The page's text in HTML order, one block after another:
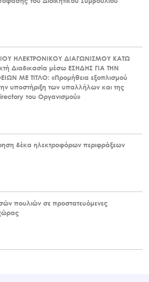
ΗΛΕΚΤΡΟΝΙΚΟΥ ΔΙΑΓΩΝΙΣΜΟΥ ΚΑΤΩ
Διαδικασία μέσω ΕΣΗΔΗΣ ΓΙΑ ΤΗΝ
ΜΕ ΤΙΤΛΟ: «Προμήθεια εξοπλισμού
υποστήριξη των υπαλλήλων και της
του Οργανισμού»
δέκα ηλεκτροφόρων περιφράξεων
πουλιών σε προστατευόμενες